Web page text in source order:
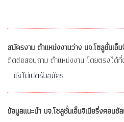
สมัครงาน ตำแหน่งงานว่าง บจ.โซลูชั่นเอ็
ติดต่อสอบถาม ตำแหน่งงาน โดยตรงได้
– ยังไม่เปิดรับสมัคร
ข้อมูลแนะนำ บจ.โซลูชั่นเอ็นจิเนียริ่งคอนซั